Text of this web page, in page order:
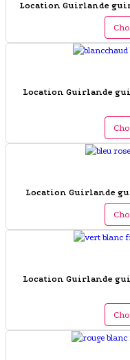
Location Guirlande
Location Guirlande
Location Guirlande
Location Guirlande